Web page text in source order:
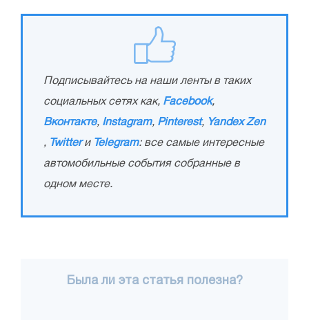
Подписывайтесь на наши ленты в таких
социальных сетях как, Facebook,
Вконтакте, Instagram, Pinterest, Yandex Zen
, Twitterи Telegram: все самые интересные
автомобильные события собранные в
одном месте.
Была ли эта статья полезна?